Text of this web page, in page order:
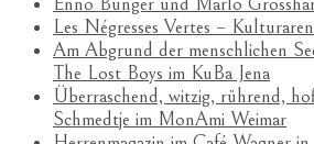
Les Négresses Vertes –
Am Abgrund der menschlichen
The Lost Boys im KuBa Jena
Überraschend, witzig, rührend,
Schmedtje im MonAmi Weimar